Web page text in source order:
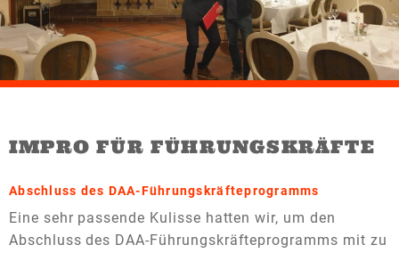
IMPRO FÜR FÜHRUNGSKRÄFTE
Abschluss des DAA-Führungskräfteprogramms
Eine sehr passende Kulisse hatten wir, um den
Abschluss des DAA-Führungskräfteprogramms mit zu